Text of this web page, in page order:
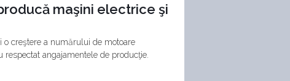
maşini electrice şi
o creştere a numărului de motoare
angajamentele de producţie.